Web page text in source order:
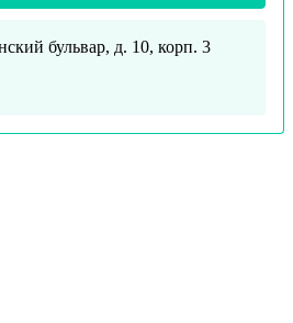
бульвар, д. 10, корп. 3